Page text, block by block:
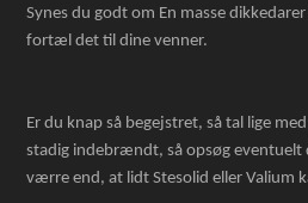
Synes du godt om En masse
fortæl det til dine venner.
Er du knap så begejstret, så tal lige
stadig indebrændt, så opsøg eventuelt
værre end, at lidt Stesolid eller Valium